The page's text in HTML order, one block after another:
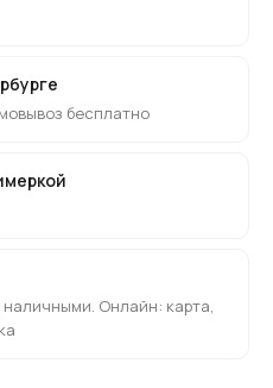
бесплатно
Онлайн: карта,